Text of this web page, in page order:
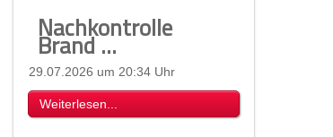
Nachkontrolle
Brand ...
29.07.2026 um 20:34 Uhr
Weiterlesen...